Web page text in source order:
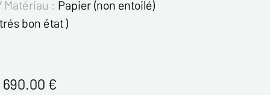
Matériau : Papier (non entoilé)
bon état )
690.00 €